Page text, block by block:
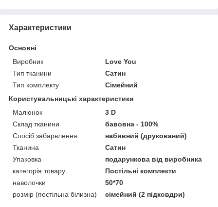
Характеристики
Основні
Виробник
Love You
Тип тканини
Сатин
Тип комплекту
Сімейний
Користувальницькі характеристики
Малюнок
3 D
Склад тканини
бавовна - 100%
Спосіб забарвлення
набивний (друкований)
Тканина
Сатин
Упаковка
подарункова від виробника
категорія товару
Постільні комплекти
наволочки
50*70
розмір (постільна білизна)
сімейний (2 підковдри)